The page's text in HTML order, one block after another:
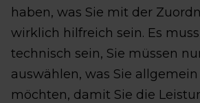
haben, was Sie mit der
wirklich hilfreich sein. Es
technisch sein, Sie müssen
auswählen, was Sie
möchten, damit Sie die